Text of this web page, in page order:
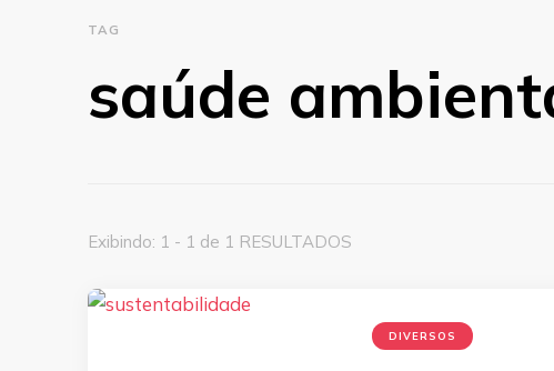
TAG
saúde
Exibindo: 1 - 1 de 1 RESULTADOS
DIVERSOS